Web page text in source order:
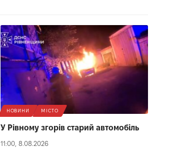
НОВИНИ МІСТО
У Рівному згорів старий автомобіль
11:00, 8.08.2026